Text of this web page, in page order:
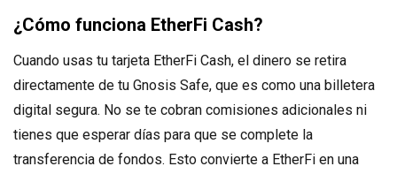
¿Cómo funciona EtherFi Cash?
Cuando usas tu tarjeta EtherFi Cash, el dinero se retira
directamente de tu Gnosis Safe, que es como una billetera
digital segura. No se te cobran comisiones adicionales ni
tienes que esperar días para que se complete la
transferencia de fondos. Esto convierte a EtherFi en una